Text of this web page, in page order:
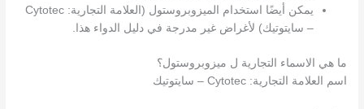
يمكن أيضًا استخدام الميزوبروستول (العلامة التجارية: Cytotec
– سايتوتيك) لأغراض غير مدرجة في دليل الدواء هذا.
ما هي الاسماء التجارية ل ميزوبروستول؟
اسم العلامة التجارية: Cytotec – سايتوتيك